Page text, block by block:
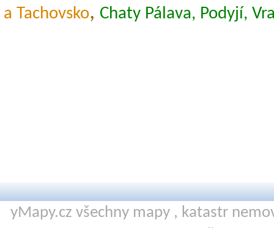
a Tachovsko, Chaty Pálava, Podyjí,
yMapy.cz všechny mapy , katastr